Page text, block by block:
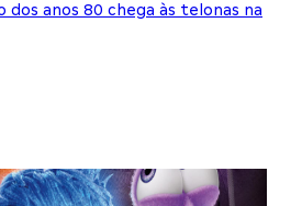
dos anos 80 chega às telonas na